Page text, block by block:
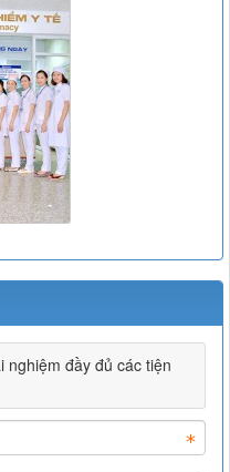
nghiệm đầy đủ các tiện